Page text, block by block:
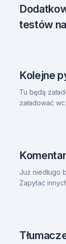
testów
Kolejne
Tu będą
załadować
Już niedługo
Zapytać